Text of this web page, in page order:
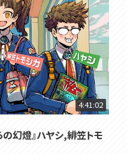
4:41:02
幻燈』ハヤシ,緋笠トモ